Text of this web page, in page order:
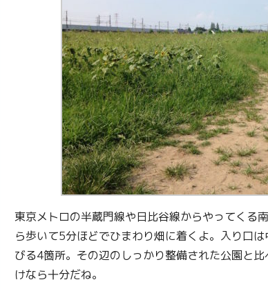
東京メトロの半蔵門線や日比谷線からやってくる
ら歩いて5分ほどでひまわり畑に着くよ。入り口
びる4箇所。その辺のしっかり整備された公園と
けなら十分だね。